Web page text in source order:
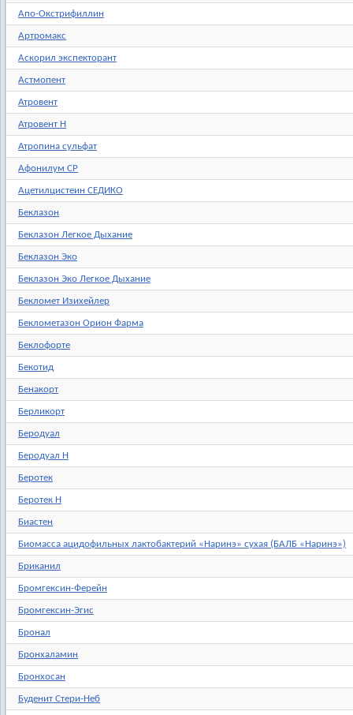
Апо-Окстрифиллин
Артромакс
Аскорил экспекторант
Астмопент
Атровент
Атровент Н
Атропина сульфат
Афонилум СР
Ацетилцистеин СЕДИКО
Беклазон
Беклазон Легкое Дыхание
Беклазон Эко
Беклазон Эко Легкое Дыхание
Бекломет Изихейлер
Беклометазон Орион Фарма
Беклофорте
Бекотид
Бенакорт
Берликорт
Беродуал
Беродуал Н
Беротек
Беротек Н
Биастен
Биомасса ацидофильных лактобактерий «Наринэ» сухая (БАЛБ «Наринэ»)
Бриканил
Бромгексин-Ферейн
Бромгексин-Эгис
Бронал
Бронхаламин
Бронхосан
Буденит Стери-Неб